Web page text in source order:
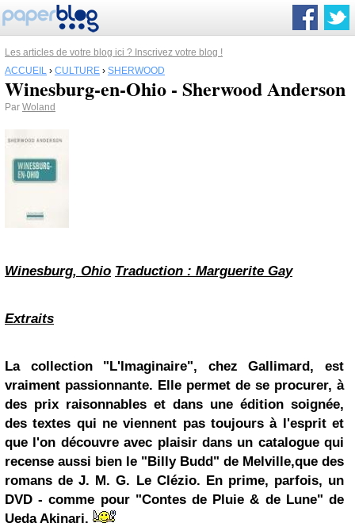
Les articles de votre blog ici ? Inscrivez votre blog !
ACCUEIL › CULTURE › SHERWOOD
Winesburg-en-Ohio - Sherwood Anderson
Par Woland
Winesburg, Ohio Traduction : Marguerite Gay
Extraits
La collection "L'Imaginaire", chez Gallimard, est
vraiment passionnante. Elle permet de se procurer, à
des prix raisonnables et dans une édition soignée,
des textes qui ne viennent pas toujours à l'esprit et
que l'on découvre avec plaisir dans un catalogue qui
recense aussi bien le "Billy Budd" de Melville,que des
romans de J. M. G. Le Clézio. En prime, parfois, un
DVD - comme pour "Contes de Pluie & de Lune" de
Ueda Akinari.